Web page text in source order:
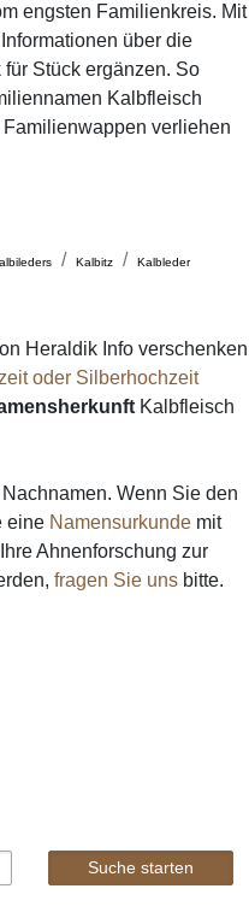
engsten Familienkreis. Mit
über die
Stück ergänzen. So
Kalbfleisch
verliehen
Kalbitz Kalbleder
Heraldik Info verschenken
oder Silberhochzeit
Kalbfleisch
Wenn Sie den
eine Namensurkunde mit
Ahnenforschung zur
fragen Sie uns bitte.